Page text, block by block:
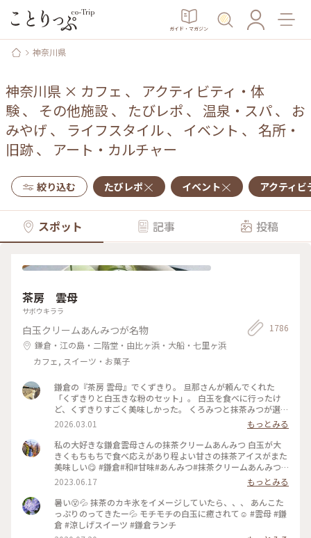
ガイド・マガジン
神奈川県
神奈川県 × カフェ 、 アクティビティ・体
験、 その他施設、 たびレポ 、 温泉・スパ、 お
みやげ 、 ライフスタイル、 イベント 、 名所・
旧跡、 アート・カルチャー
絞り込む たびレポ イベント アクティビ
スポット 記事 投稿
茶房 雲母
サボウキララ
白玉クリームあんみつが名物
鎌倉・江の島・二階堂・由比ヶ浜・大船・七里ヶ浜
カフェ, スイーツ・お菓子
1786
鎌倉の『茶房 雲母』でくずきり。 旦那さんが頼んでくれた
「くずきりと白玉きな粉のセット」。 白玉を食べに行ったけ
ど、くずきりすごく美味しかった。 くろみつと抹茶みつが選べ
ます。 1時間待ちを想定して行ったら、30分も待たずに入れ
た。 梅の見える特等席。 けど、席についてから出てくるまで
30分弱かかったので、だいたい1時間。 1時間くらいなら、並
んでも食べたいクオリティ。 #神奈川#鎌倉#茶房雲母#白玉#お
もちずき#Ayuのおやつ#はじめての鎌倉
2026.03.01
もっとみる
私の大好きな鎌倉雲母さんの抹茶クリームあんみつ 白玉が大
きくもちもちで食べ応えがあり程よい甘さの抹茶アイスがまた
美味しい😋 #鎌倉#和#甘味#あんみつ#抹茶クリームあんみつ#
雲母
2023.06.17
もっとみる
暑い😵💦 抹茶のカキ氷をイメージしていたら、、、 あんこた
っぷりのってきたー💦 モチモチの白玉に癒されて☺️ #雲母 #鎌
倉 #涼しげスイーツ #鎌倉ランチ